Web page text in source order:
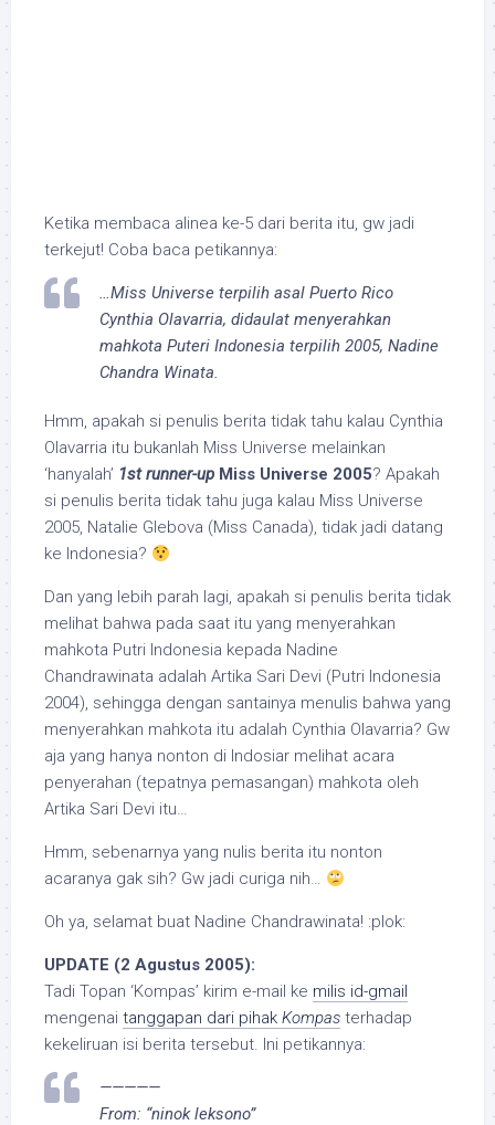
Ketika membaca alinea ke-5 dari berita itu, gw jadi
terkejut! Coba baca petikannya:
…Miss Universe terpilih asal Puerto Rico
Cynthia Olavarria, didaulat menyerahkan
mahkota Puteri Indonesia terpilih 2005, Nadine
Chandra Winata.
Hmm, apakah si penulis berita tidak tahu kalau Cynthia
Olavarria itu bukanlah Miss Universe melainkan
‘hanyalah’ 1st runner-up Miss Universe 2005? Apakah
si penulis berita tidak tahu juga kalau Miss Universe
2005, Natalie Glebova (Miss Canada), tidak jadi datang
ke Indonesia?
Dan yang lebih parah lagi, apakah si penulis berita tidak
melihat bahwa pada saat itu yang menyerahkan
mahkota Putri Indonesia kepada Nadine
Chandrawinata adalah Artika Sari Devi (Putri Indonesia
2004), sehingga dengan santainya menulis bahwa yang
menyerahkan mahkota itu adalah Cynthia Olavarria? Gw
aja yang hanya nonton di Indosiar melihat acara
penyerahan (tepatnya pemasangan) mahkota oleh
Artika Sari Devi itu…
Hmm, sebenarnya yang nulis berita itu nonton
acaranya gak sih? Gw jadi curiga nih…
Oh ya, selamat buat Nadine Chandrawinata! :plok:
UPDATE (2 Agustus 2005):
Tadi Topan ‘Kompas’ kirim e-mail ke milis id-gmail
mengenai tanggapan dari pihak Kompas terhadap
kekeliruan isi berita tersebut. Ini petikannya:
—————
From: “ninok leksono”